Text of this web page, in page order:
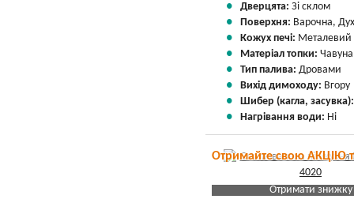
Дверцята: Зі склом
Поверхня: Варочна,
Кожух печі: Металевий
Матеріал топки: Чавуна
Тип палива: Дровами
Вихід димоходу: Вгору
Шибер (кагла,
Нагрівання води: Ні
Отримайте свою АКЦІЮ
Отримати знижку